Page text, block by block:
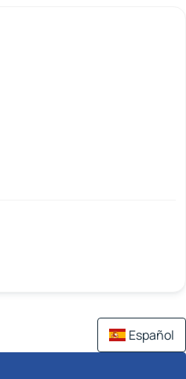
Español